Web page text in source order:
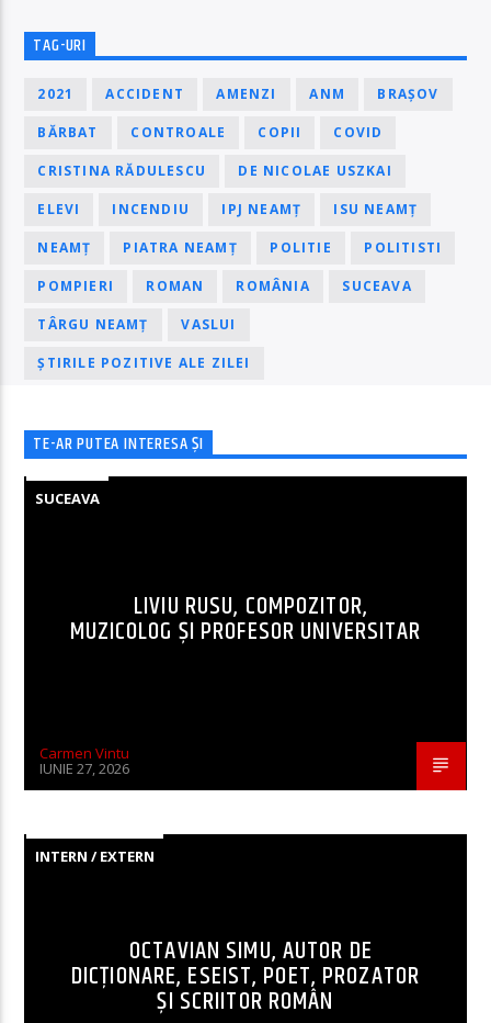
TAG-URI
2021 ACCIDENT AMENZI ANM BRAȘOV
BĂRBAT CONTROALE COPII COVID
CRISTINA RĂDULESCU DE NICOLAE USZKAI
ELEVI INCENDIU IPJ NEAMȚ ISU NEAMȚ
NEAMȚ PIATRA NEAMȚ POLITIE POLITISTI
POMPIERI ROMAN ROMÂNIA SUCEAVA
TÂRGU NEAMȚ VASLUI
ȘTIRILE POZITIVE ALE ZILEI
TE-AR PUTEA INTERESA ȘI
SUCEAVA
LIVIU RUSU, COMPOZITOR,
MUZICOLOG ȘI PROFESOR UNIVERSITAR
Carmen Vintu
IUNIE 27, 2026
INTERN / EXTERN
OCTAVIAN SIMU, AUTOR DE
DICȚIONARE, ESEIST, POET, PROZATOR
ȘI SCRIITOR ROMÂN